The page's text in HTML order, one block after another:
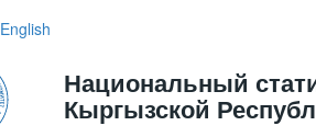
English
Национальный
Кыргызской